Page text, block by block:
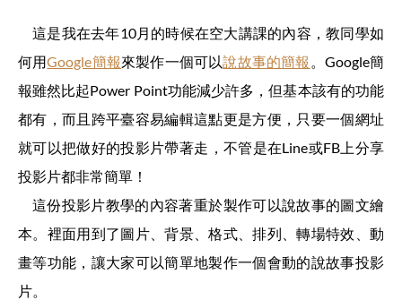
這是我在去年10月的時候在空大講課的內容，教同學如
何用Google簡報來製作一個可以說故事的簡報
。Google簡
報雖然比起Power Point功能減少許多，但基本該有的功能
都有，而且跨平臺容易編輯這點更是方便，只要一個網址
就可以把做好的投影片帶著走，不管是在Line或FB上分享
投影片都非常簡單！
這份投影片教學的內容著重於製作可以說故事的圖文繪
本。裡面用到了圖片、背景、格式、排列、轉場特效、動
畫等功能，讓大家可以簡單地製作一個會動的說故事投影
片。